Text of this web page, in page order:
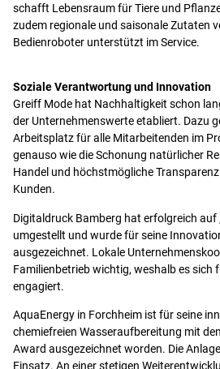
schafft Lebensraum für Tiere und
zudem regionale und saisonale Zutaten
Bedienroboter unterstützt im Service.
Soziale Verantwortung und Innovation
Greiff Mode hat Nachhaltigkeit schon
der Unternehmenswerte etabliert. Dazu
Arbeitsplatz für alle Mitarbeitenden im
genauso wie die Schonung natürlicher
Handel und höchstmögliche
Kunden.
Digitaldruck Bamberg hat erfolgreich auf
umgestellt und wurde für seine
ausgezeichnet. Lokale
Familienbetrieb wichtig, weshalb es sich
engagiert.
AquaEnergy in Forchheim ist für seine
chemiefreien Wasseraufbereitung mit
Award ausgezeichnet worden. Die
Einsatz. An einer stetigen